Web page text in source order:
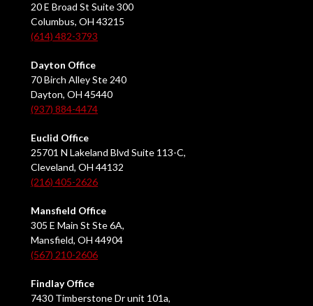
20 E Broad St Suite 300
Columbus, OH 43215
(614) 482-3793
Dayton Office
70 Birch Alley Ste 240
Dayton, OH 45440
(937) 884-4474
Euclid Office
25701 N Lakeland Blvd Suite 113-C,
Cleveland, OH 44132
(216) 405-2626
Mansfield Office
305 E Main St Ste 6A,
Mansfield, OH 44904
(567) 210-2606
Findlay Office
7430 Timberstone Dr unit 101a,